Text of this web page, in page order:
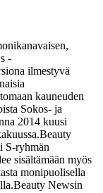
-
ilmestyvä
kauneuden
Sokos- ja
2014 kuusi
Beauty
S-ryhmän
sisältämään myös
monipuolisella
Beauty Newsin